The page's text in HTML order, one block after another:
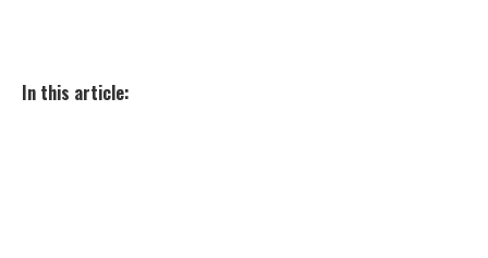
In this article: